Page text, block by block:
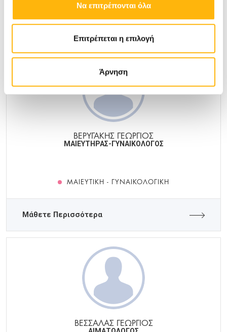
Να επιτρέπονται όλα
Επιτρέπεται η επιλογή
Άρνηση
Μάθετε Περισσότερα
ΒΕΡΥΓΑΚΗΣ ΓΕΩΡΓΙΟΣ
ΜΑΙΕΥΤΗΡΑΣ-ΓΥΝΑΙΚΟΛΟΓΟΣ
ΜΑΙΕΥΤΙΚΉ - ΓΥΝΑΙΚΟΛΟΓΙΚΉ
Μάθετε Περισσότερα
ΒΕΣΣΑΛΑΣ ΓΕΩΡΓΙΟΣ